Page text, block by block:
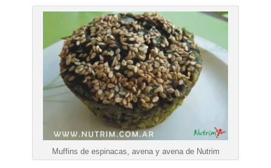
Muffins de espinacas, avena y avena de Nutrim